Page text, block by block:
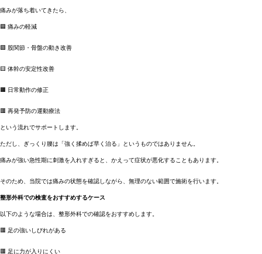
痛みが落ち着いてきたら、
🟦 痛みの軽減
🟩 股関節・骨盤の動き改善
🟨 体幹の安定性改善
🟧 日常動作の修正
🟥 再発予防の運動療法
という流れでサポートします。
ただし、ぎっくり腰は「強く揉めば早く治る」というものではありません。
痛みが強い急性期に刺激を入れすぎると、かえって症状が悪化することもあります。
そのため、当院では痛みの状態を確認しながら、無理のない範囲で施術を行います。
整形外科での検査をおすすめするケース
以下のような場合は、整形外科での確認をおすすめします。
🟥 足の強いしびれがある
🟥 足に力が入りにくい